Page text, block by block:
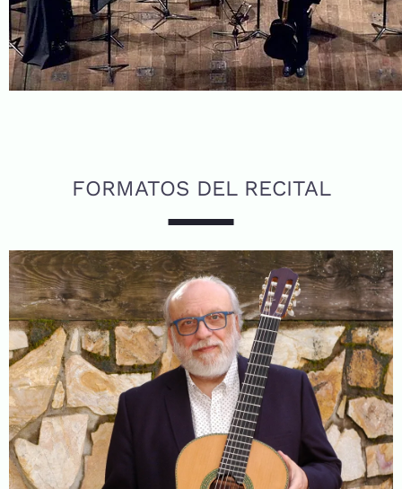
FORMATOS DEL RECITAL